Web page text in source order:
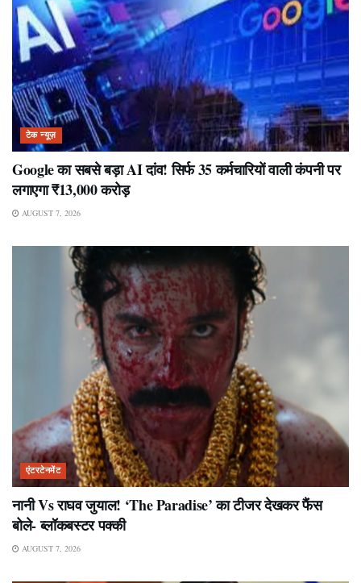
टेक न्यूज़
Google का सबसे बड़ा AI दांव! सिर्फ 35 कर्मचारियों वाली कंपनी पर
लगाएगा ₹13,000 करोड़
AUGUST 7, 2026
एंटरटेनमेंट
नानी Vs राघव जुयाल! ‘The Paradise’ का टीजर देखकर फैंस
बोले- ब्लॉकबस्टर पक्की
AUGUST 7, 2026